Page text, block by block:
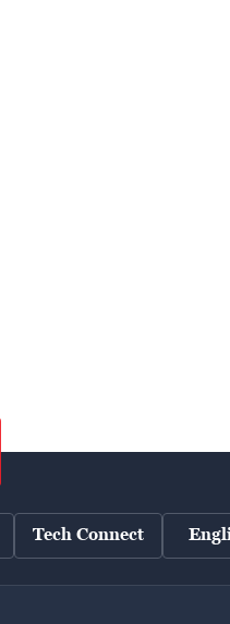
Tech Connect